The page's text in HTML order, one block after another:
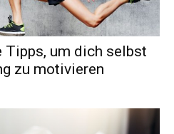
Tipps, um dich selbst
zu motivieren